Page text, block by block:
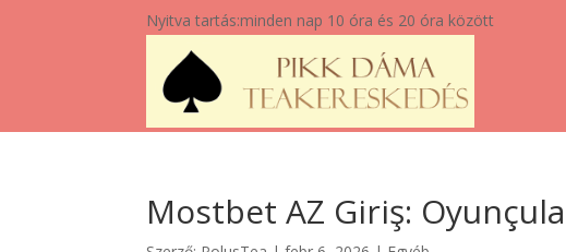
Nyitva tartás:minden nap 10 óra és 20 óra között
Mostbet AZ Giriş: